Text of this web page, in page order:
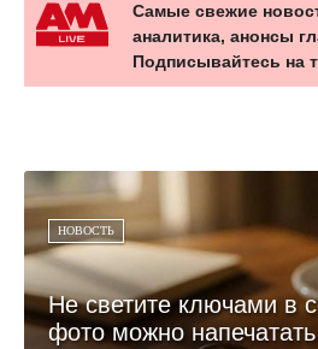
Самые свежие
аналитика, анонсы
Подписывайтесь на
НОВОСТЬ
Не светите ключами в
фото можно